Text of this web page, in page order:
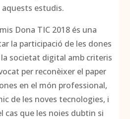
aquests estudis.
Dona TIC 2018 és una
la participació de les dones
societat digital amb criteris
per reconèixer el paper
en el món professional,
de les noves tecnologies, i
cas que les noies dubtin si